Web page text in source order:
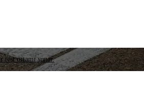
test ortamı sunar.